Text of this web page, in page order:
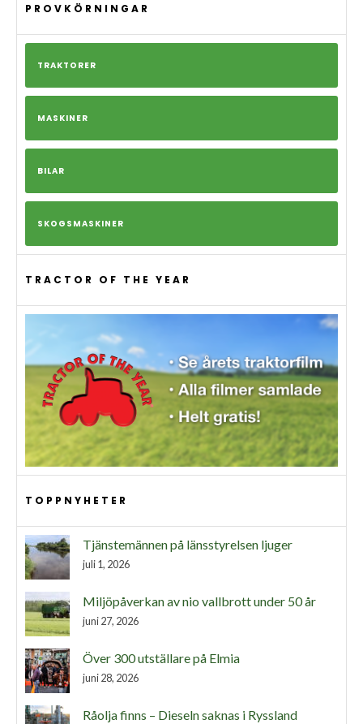
PROVKÖRNINGAR
TRAKTORER
MASKINER
BILAR
SKOGSMASKINER
TRACTOR OF THE YEAR
TOPPNYHETER
Tjänstemännen på länsstyrelsen ljuger
juli 1, 2026
Miljöpåverkan av nio vallbrott under 50 år
juni 27, 2026
Över 300 utställare på Elmia
juni 28, 2026
Råolja finns – Dieseln saknas i Ryssland